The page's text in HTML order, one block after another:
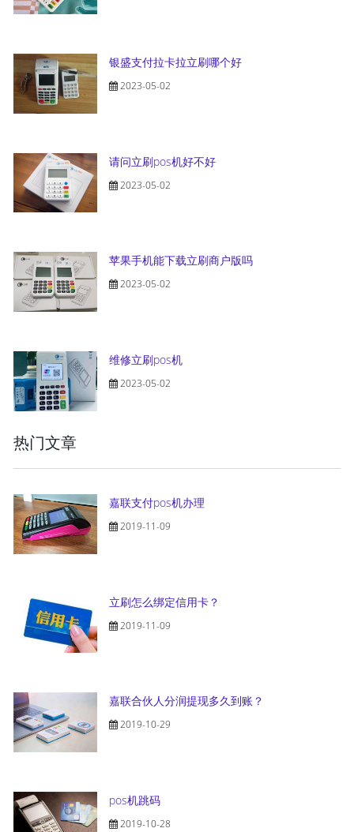
银盛支付拉卡拉立刷哪个好
2023-05-02
请问立刷pos机好不好
2023-05-02
苹果手机能下载立刷商户版吗
2023-05-02
维修立刷pos机
2023-05-02
热门文章
嘉联支付pos机办理
2019-11-09
立刷怎么绑定信用卡？
2019-11-09
嘉联合伙人分润提现多久到账？
2019-10-29
pos机跳码
2019-10-28